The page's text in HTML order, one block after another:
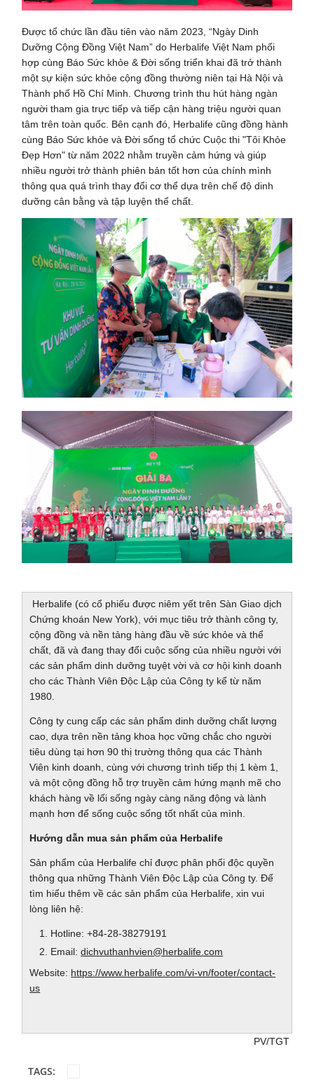
Được tổ chức lần đầu tiên vào năm 2023, “Ngày Dinh
Dưỡng Cộng Đồng Việt Nam” do Herbalife Việt Nam phối
hợp cùng Báo Sức khỏe & Đời sống triển khai đã trở thành
một sự kiện sức khỏe cộng đồng thường niên tại Hà Nội và
Thành phố Hồ Chí Minh. Chương trình thu hút hàng ngàn
người tham gia trực tiếp và tiếp cận hàng triệu người quan
tâm trên toàn quốc. Bên cạnh đó, Herbalife cũng đồng hành
cùng Báo Sức khỏe và Đời sống tổ chức Cuộc thi "Tôi Khỏe
Đẹp Hơn" từ năm 2022 nhằm truyền cảm hứng và giúp
nhiều người trở thành phiên bản tốt hơn của chính mình
thông qua quá trình thay đổi cơ thể dựa trên chế độ dinh
dưỡng cân bằng và tập luyện thể chất.
Herbalife (có cổ phiếu được niêm yết trên Sàn Giao dịch
Chứng khoán New York), với mục tiêu trở thành công ty,
cộng đồng và nền tảng hàng đầu về sức khỏe và thể
chất, đã và đang thay đổi cuộc sống của nhiều người với
các sản phẩm dinh dưỡng tuyệt vời và cơ hội kinh doanh
cho các Thành Viên Độc Lập của Công ty kể từ năm
1980.
Công ty cung cấp các sản phẩm dinh dưỡng chất lượng
cao, dựa trên nền tảng khoa học vững chắc cho người
tiêu dùng tại hơn 90 thị trường thông qua các Thành
Viên kinh doanh, cùng với chương trình tiếp thị 1 kèm 1,
và một cộng đồng hỗ trợ truyền cảm hứng mạnh mẽ cho
khách hàng về lối sống ngày càng năng động và lành
mạnh hơn để sống cuộc sống tốt nhất của mình.
Hướng dẫn mua sản phẩm của Herbalife
Sản phẩm của Herbalife chỉ được phân phối độc quyền
thông qua những Thành Viên Độc Lập của Công ty. Để
tìm hiểu thêm về các sản phẩm của Herbalife, xin vui
lòng liên hệ:
Hotline: +84-28-38279191
Email:dichvuthanhvien@herbalife.com
Website: https://www.herbalife.com/vi-vn/footer/contact-
us
PV/TGT
TAGS: